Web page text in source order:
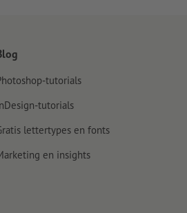
tutorials
tutorials
lettertypes en fonts
en insights